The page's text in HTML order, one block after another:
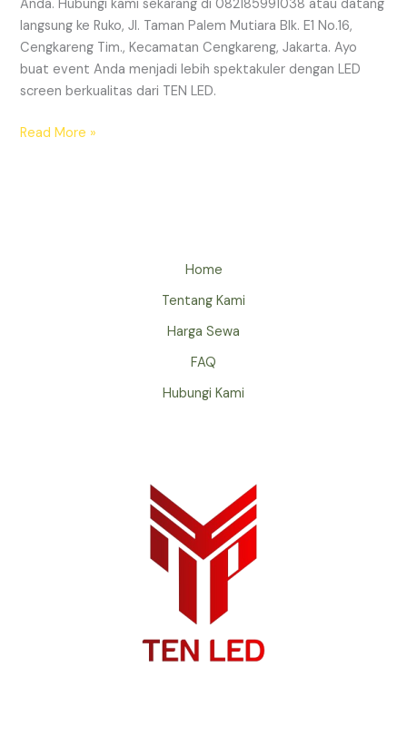
Anda. Hubungi kami sekarang di 082185991038 atau datang
langsung ke Ruko, Jl. Taman Palem Mutiara Blk. E1 No.16,
Cengkareng Tim., Kecamatan Cengkareng, Jakarta. Ayo
buat event Anda menjadi lebih spektakuler dengan LED
screen berkualitas dari TEN LED.
Read More »
Home
Tentang Kami
Harga Sewa
FAQ
Hubungi Kami